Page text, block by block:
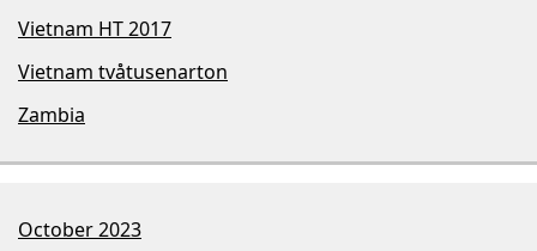
Vietnam HT 2017
Vietnam tvåtusenarton
Zambia
October 2023